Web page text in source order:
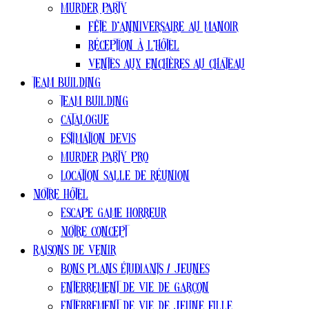
Murder party
Fête d’anniversaire au manoir
Réception à l’hôtel
Ventes aux enchères au chateau
Team Building
Team Building
Catalogue
estimation devis
Murder Party pro
Location salle de réunion
Notre Hôtel
Escape Game Horreur
Notre concept
Raisons de venir
Bons plans ÉTUDIANTS / jeunes
Enterrement de vie de garçon